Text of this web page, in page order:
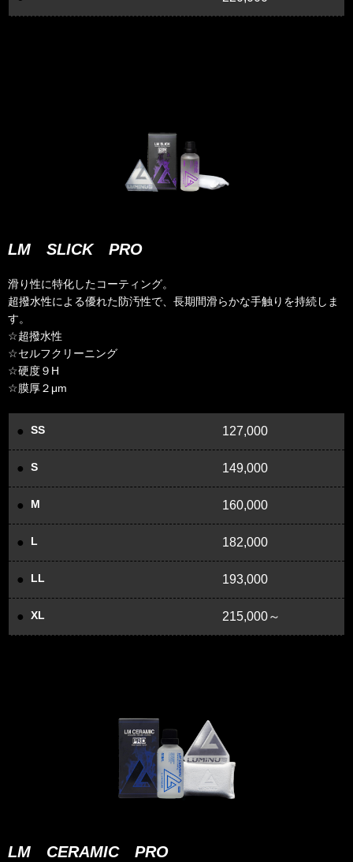
LM SLICK PRO
滑り性に特化したコーティング。
超撥水性による優れた防汚性で、長期間滑らかな手触りを持続しま
す。
☆超撥水性
☆セルフクリーニング
☆硬度９H
☆膜厚２μm
SS 127,000
S 149,000
M 160,000
L 182,000
LL 193,000
XL 215,000～
LM CERAMIC PRO